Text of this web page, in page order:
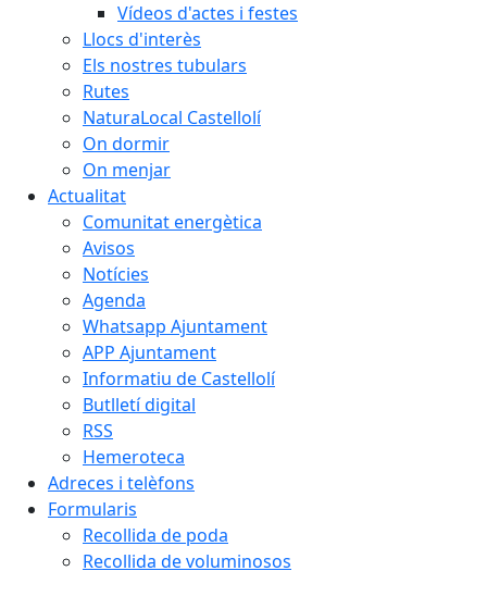
Vídeos d'actes i festes
Llocs d'interès
Els nostres tubulars
Rutes
NaturaLocal Castellolí
On dormir
On menjar
Actualitat
Comunitat energètica
Avisos
Notícies
Agenda
Whatsapp Ajuntament
APP Ajuntament
Informatiu de Castellolí
Butlletí digital
RSS
Hemeroteca
Adreces i telèfons
Formularis
Recollida de poda
Recollida de voluminosos